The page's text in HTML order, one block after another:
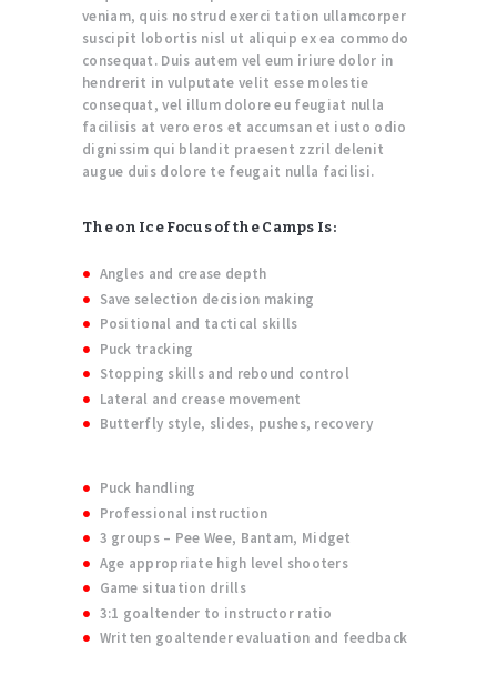
veniam, quis nostrud exerci tation ullamcorper
suscipit lobortis nisl ut aliquip ex ea commodo
consequat. Duis autem vel eum iriure dolor in
hendrerit in vulputate velit esse molestie
consequat, vel illum dolore eu feugiat nulla
facilisis at vero eros et accumsan et iusto odio
dignissim qui blandit praesent zzril delenit
augue duis dolore te feugait nulla facilisi.
The on Ice Focus of the Camps Is:
Angles and crease depth
Save selection decision making
Positional and tactical skills
Puck tracking
Stopping skills and rebound control
Lateral and crease movement
Butterfly style, slides, pushes, recovery
Puck handling
Professional instruction
3 groups – Pee Wee, Bantam, Midget
Age appropriate high level shooters
Game situation drills
3:1 goaltender to instructor ratio
Written goaltender evaluation and feedback